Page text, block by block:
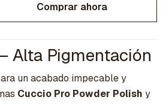
Comprar ahora
Alta Pigmentación
un acabado impecable y
Cuccio Pro Powder Polish y